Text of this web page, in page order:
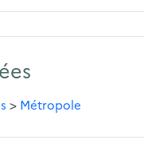
> Métropole